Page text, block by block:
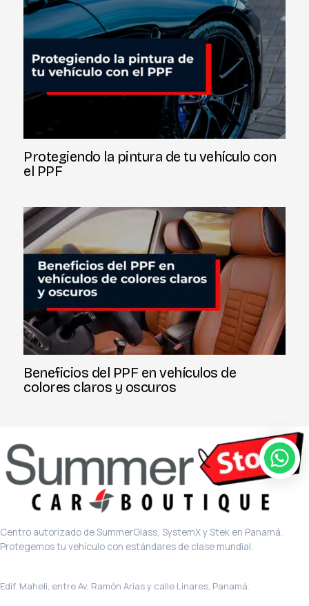
Protegiendo la pintura de tu vehículo con
el PPF
Beneficios del PPF en vehículos de
colores claros y oscuros
Centro autorizado de SummerGlass, SystemX y Stek en Panamá.
Protegemos tu vehículo con estándares de clase mundial.
Edif. Maheli, entre Av. Ramón Arias y calle Linares, Panamá.